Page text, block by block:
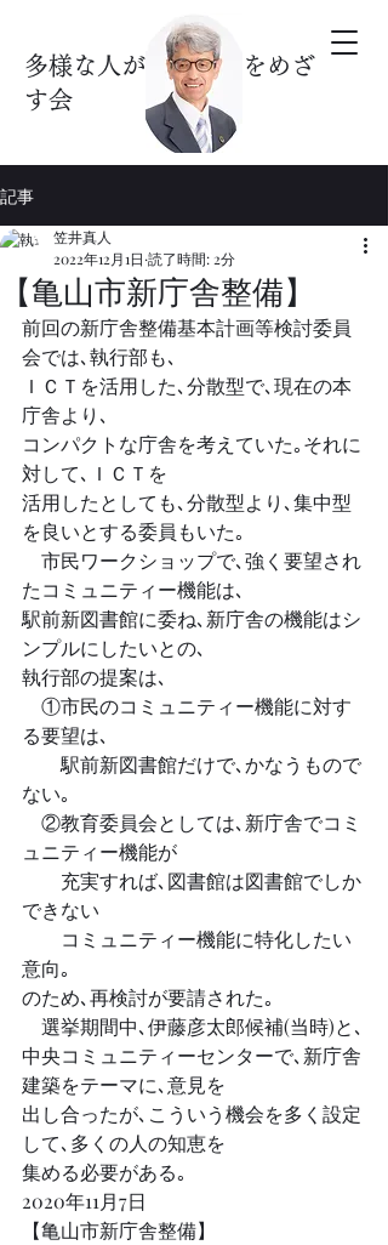
多様な人が暮らす街をめざ
す会
記事
【亀山市新庁舎整備】
笠井真人
2022年12月1日 読了時間: 2分
前回の新庁舎整備基本計画等検討委員
会では､執行部も､
ＩＣＴを活用した､分散型で､現在の本
庁舎より､
コンパクトな庁舎を考えていた｡それに
対して､ＩＣＴを
活用したとしても､分散型より､集中型
を良いとする委員もいた｡
市民ワークショップで､強く要望され
たコミュニティー機能は､
駅前新図書館に委ね､新庁舎の機能はシ
ンプルにしたいとの､
執行部の提案は､
①市民のコミュニティー機能に対す
る要望は､
駅前新図書館だけで､かなうもので
ない｡
②教育委員会としては､新庁舎でコミ
ュニティー機能が
充実すれば､図書館は図書館でしか
できない
コミュニティー機能に特化したい
意向｡
のため､再検討が要請された｡
選挙期間中､伊藤彦太郎候補(当時)と､
中央コミュニティーセンターで､新庁舎
建築をテーマに､意見を
出し合ったが､こういう機会を多く設定
して､多くの人の知恵を
集める必要がある｡
2020年11月7日
【亀山市新庁舎整備】